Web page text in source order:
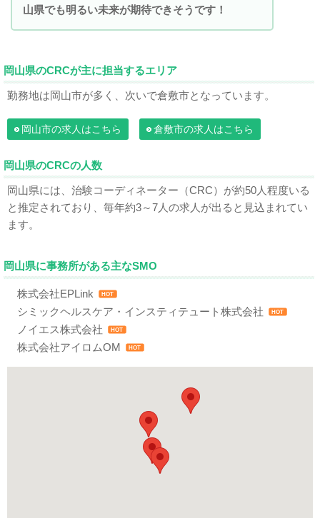
山県でも明るい未来が期待できそうです！
岡山県のCRCが主に担当するエリア
勤務地は岡山市が多く、次いで倉敷市となっています。
岡山市の求人はこちら 倉敷市の求人はこちら
岡山県のCRCの人数
岡山県には、治験コーディネーター（CRC）が約50人程度いる
と推定されており、毎年約3～7人の求人が出ると見込まれてい
ます。
岡山県に事務所がある主なSMO
株式会社EPLink HOT
シミックヘルスケア・インスティテュート株式会社 HOT
ノイエス株式会社 HOT
株式会社アイロムOM HOT